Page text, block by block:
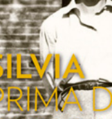
AGGIUNGI AL CARRELLO